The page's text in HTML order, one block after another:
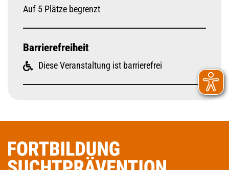
Auf 5 Plätze begrenzt
Barrierefreiheit
Diese Veranstaltung ist barrierefrei